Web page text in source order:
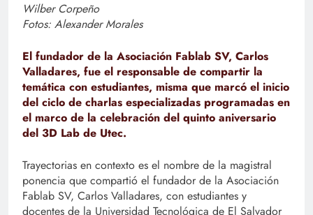
Wilber Corpeño
Fotos: Alexander Morales
El fundador de la Asociación Fablab SV, Carlos
Valladares, fue el responsable de compartir la
temática con estudiantes, misma que marcó el inicio
del ciclo de charlas especializadas programadas en
el marco de la celebración del quinto aniversario
del 3D Lab de Utec.
Trayectorias en contexto es el nombre de la magistral
ponencia que compartió el fundador de la Asociación
Fablab SV, Carlos Valladares, con estudiantes y
docentes de la Universidad Tecnológica de El Salvador